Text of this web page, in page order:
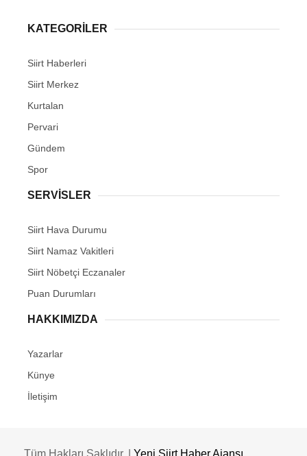
KATEGORİLER
Siirt Haberleri
Siirt Merkez
Kurtalan
Pervari
Gündem
Spor
SERVİSLER
Siirt Hava Durumu
Siirt Namaz Vakitleri
Siirt Nöbetçi Eczanaler
Puan Durumları
HAKKIMIZDA
Yazarlar
Künye
İletişim